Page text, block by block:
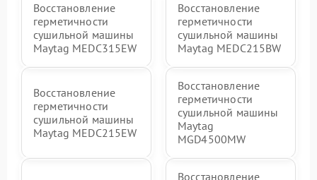
Восстановление
герметичности
сушильной машины
Maytag MEDC315EW
Восстановление
герметичности
сушильной машины
Maytag MEDC215BW
Восстановление
герметичности
сушильной машины
Maytag MEDC215EW
Восстановление
герметичности
сушильной машины
Maytag
MGD4500MW
Восстановление